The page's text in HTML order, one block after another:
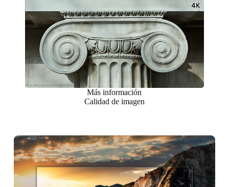
Más información
Calidad de imagen